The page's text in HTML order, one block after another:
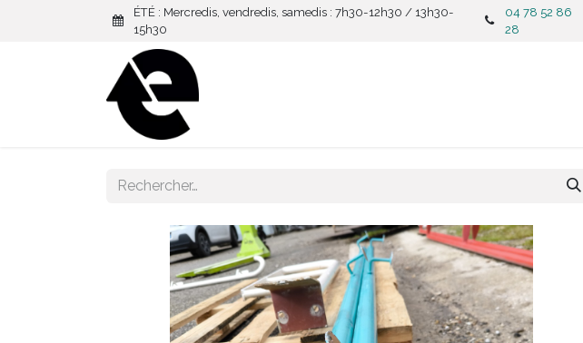
ÉTÉ : Mercredis, vendredis, samedis : 7h30-12h30 / 13h30-
15h30
04 78 52 86
28